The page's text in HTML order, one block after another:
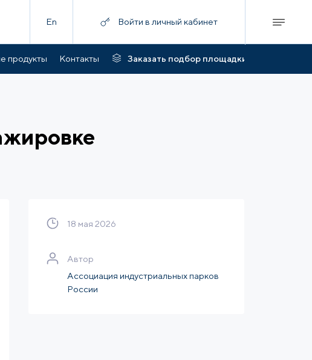
En Войти в личный кабинет
продукты Контакты Заказать подбор площадки
18 мая 2026
Автор
Ассоциация индустриальных парков
России